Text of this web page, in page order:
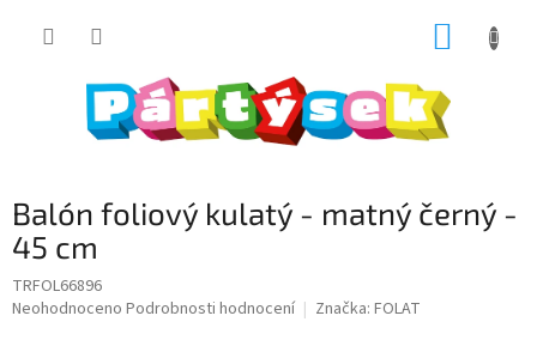
Balón foliový kulatý - matný černý -
45 cm
TRFOL66896
Průměrné
Neohodnoceno Podrobnosti hodnocení Značka: FOLAT